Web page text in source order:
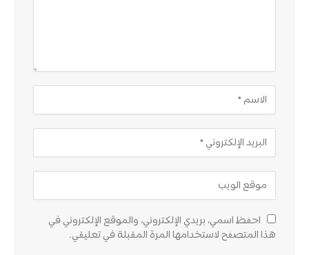
احفظ اسمي، بريدي الإلكتروني، والموقع الإلكتروني في
هذا المتصفح لاستخدامها المرة المقبلة في تعليقي.